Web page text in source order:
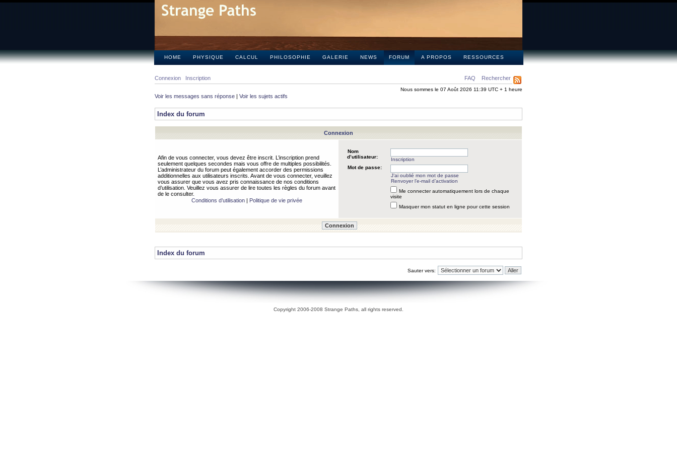
HOME PHYSIQUE CALCUL PHILOSOPHIE GALERIE NEWS FORUM A PROPOS RESSOURCES
FAQ Rechercher
Connexion Inscription
Nous sommes le 07 Août 2026 11:39 UTC + 1 heure
Voir les messages sans réponse | Voir les sujets actifs
Index du forum
Connexion
Afin de vous connecter, vous devez être inscrit. L’inscription prend
seulement quelques secondes mais vous offre de multiples possibilités.
L’administrateur du forum peut également accorder des permissions
additionnelles aux utilisateurs inscrits. Avant de vous connecter, veuillez
vous assurer que vous avez pris connaissance de nos conditions
d’utilisation. Veuillez vous assurer de lire toutes les règles du forum avant
de le consulter.
Conditions d’utilisation| Politique de vie privée
Nom
d’utilisateur:
Inscription
Mot de passe:
J’ai oublié mon mot de passe
Renvoyer l’e-mail d’activation
Me connecter automatiquement lors de chaque
visite
Masquer mon statut en ligne pour cette session
Index du forum
Sauter vers:
Copyright 2006-2008 Strange Paths, all rights reserved.